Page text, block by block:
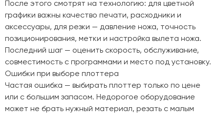
После этого смотрят на технологию: для цветной
графики важны качество печати, расходники и
аксессуары, для резки — давление ножа, точность
позиционирования, метки и настройка вылета ножа.
Последний шаг — оценить скорость, обслуживание,
совместимость с программами и место под установку.
Ошибки при выборе плоттера
Частая ошибка — выбирать плоттер только по цене
или с большим запасом. Недорогое оборудование
может не брать нужный материал, резать с малым